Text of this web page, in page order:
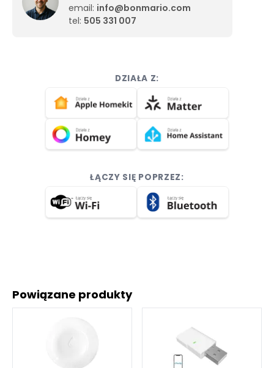
DZIAŁA Z:
ŁĄCZY SIĘ POPRZEZ:
Powiązane produkty
email: info@bonmario.com
tel: 505 331 007